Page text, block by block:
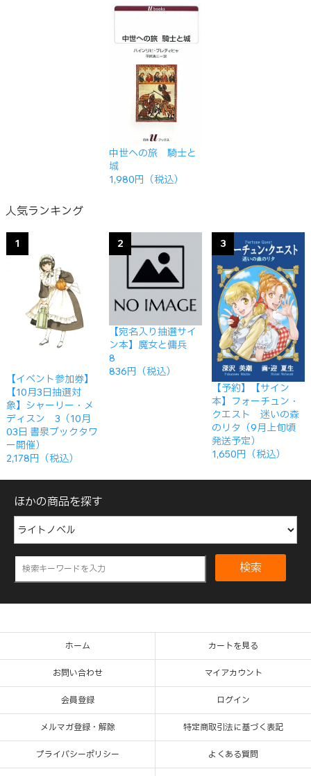
中世への旅 騎士と
城
1,980円（税込）
人気ランキング
1
【イベント参加券】
【10月3日抽選対
象】シャーリー・メ
ディスン 3（10月
03日 書泉ブックタワ
ー開催）
2,178円（税込）
2
【宛名入り抽選サイ
ン本】魔女と傭兵
8
836円（税込）
3
【予約】【サイン
本】フォーチュン・
クエスト 迷いの森
のリタ（9月上旬頃
発送予定）
1,650円（税込）
ほかの商品を探す
検索
ホーム カートを見る
お問い合わせ マイアカウント
会員登録 ログイン
メルマガ登録・解除 特定商取引法に基づく表記
プライバシーポリシー よくある質問